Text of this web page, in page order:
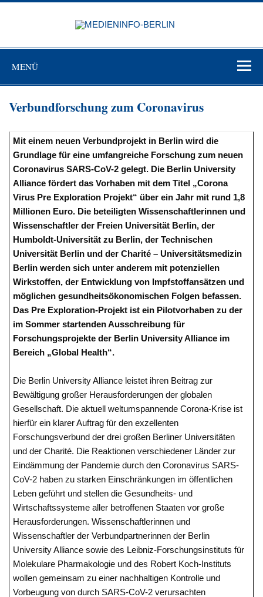
Zum
MENÜ
Verbundforschung zum Coronavirus
Mit einem neuen Verbundprojekt in Berlin wird die
Grundlage für eine umfangreiche Forschung zum neuen
Coronavirus SARS-CoV-2 gelegt. Die Berlin University
Alliance fördert das Vorhaben mit dem Titel „Corona
Virus Pre Exploration Projekt“ über ein Jahr mit rund 1,8
Millionen Euro. Die beteiligten Wissenschaftlerinnen und
Wissenschaftler der Freien Universität Berlin, der
Humboldt-Universität zu Berlin, der Technischen
Universität Berlin und der Charité – Universitätsmedizin
Berlin werden sich unter anderem mit potenziellen
Wirkstoffen, der Entwicklung von Impfstoffansätzen und
möglichen gesundheitsökonomischen Folgen befassen.
Das Pre Exploration-Projekt ist ein Pilotvorhaben zu der
im Sommer startenden Ausschreibung für
Forschungsprojekte der Berlin University Alliance im
Bereich „Global Health“.
Die Berlin University Alliance leistet ihren Beitrag zur
Bewältigung großer Herausforderungen der globalen
Gesellschaft. Die aktuell weltumspannende Corona-Krise ist
hierfür ein klarer Auftrag für den exzellenten
Forschungsverbund der drei großen Berliner Universitäten
und der Charité. Die Reaktionen verschiedener Länder zur
Eindämmung der Pandemie durch den Coronavirus SARS-
CoV-2 haben zu starken Einschränkungen im öffentlichen
Leben geführt und stellen die Gesundheits- und
Wirtschaftssysteme aller betroffenen Staaten vor große
Herausforderungen. Wissenschaftlerinnen und
Wissenschaftler der Verbundpartnerinnen der Berlin
University Alliance sowie des Leibniz-Forschungsinstituts für
Molekulare Pharmakologie und des Robert Koch-Instituts
wollen gemeinsam zu einer nachhaltigen Kontrolle und
Vorbeugung von durch SARS-CoV-2 verursachten